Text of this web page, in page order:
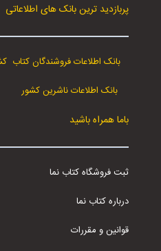
پربازدید ترین بانک های اطلاعاتی
بانک اطلاعات فروشندگان کتاب
بانک اطلاعات ناشرین کشور
باما همراه باشید
ثبت فروشگاه کتاب نما
درباره کتاب نما
قوانین و مقررات